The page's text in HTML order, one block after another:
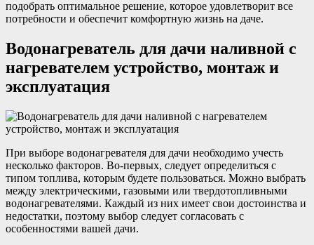
подобрать оптимальное решение, которое удовлетворит все
потребности и обеспечит комфортную жизнь на даче.
Водонагреватель для дачи наливной с
нагревателем устройство, монтаж и
эксплуатация
При выборе водонагревателя для дачи необходимо учесть
несколько факторов. Во-первых, следует определиться с
типом топлива, которым будете пользоваться. Можно выбрать
между электрическими, газовыми или твердотопливными
водонагревателями. Каждый из них имеет свои достоинства и
недостатки, поэтому выбор следует согласовать с
особенностями вашей дачи.